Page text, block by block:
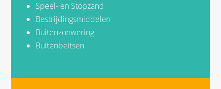
Speel- en Stopzand
Bestrijdingsmiddelen
Buitenzonwering
Buitenbeitsen